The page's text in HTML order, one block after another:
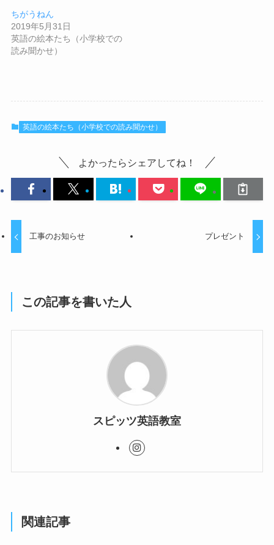
ちがうねん
2019年5月31日
英語の絵本たち（小学校での
読み聞かせ）
英語の絵本たち（小学校での読み聞かせ）
よかったらシェアしてね！
工事のお知らせ プレゼント
この記事を書いた人
スピッツ英語教室
関連記事